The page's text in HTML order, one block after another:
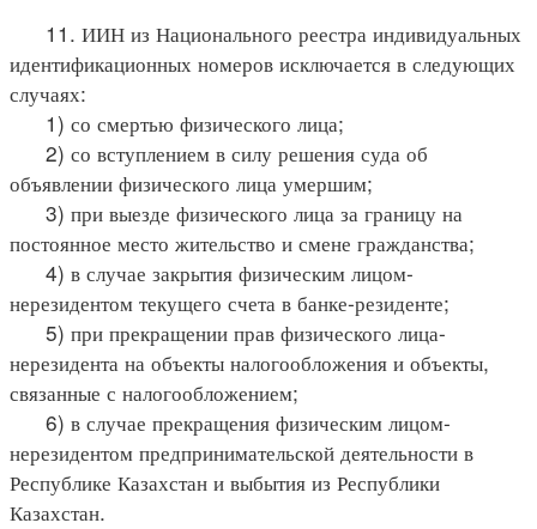
11. ИИН из Национального реестра индивидуальных
идентификационных номеров исключается в следующих
случаях:
1) со смертью физического лица;
2) со вступлением в силу решения суда об
объявлении физического лица умершим;
3) при выезде физического лица за границу на
постоянное место жительство и смене гражданства;
4) в случае закрытия физическим лицом-
нерезидентом текущего счета в банке-резиденте;
5) при прекращении прав физического лица-
нерезидента на объекты налогообложения и объекты,
связанные с налогообложением;
6) в случае прекращения физическим лицом-
нерезидентом предпринимательской деятельности в
Республике Казахстан и выбытия из Республики
Казахстан.